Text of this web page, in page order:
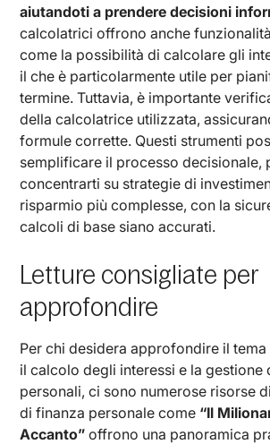
aiutandoti a prendere decisioni
calcolatrici offrono anche
come la possibilità di calcolare gli
il che è particolarmente utile per
termine. Tuttavia, è importante
della calcolatrice utilizzata,
formule corrette. Questi strumenti
semplificare il processo decisionale,
concentrarti su strategie di
risparmio più complesse, con la
calcoli di base siano accurati.
Letture consigliate per
approfondire
Per chi desidera approfondire il
il calcolo degli interessi e la gestione
personali, ci sono numerose risorse
di finanza personale come “Il
Accanto” offrono una panoramica